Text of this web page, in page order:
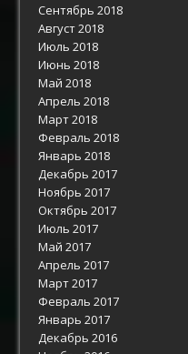
Сентябрь 2018
Август 2018
Июль 2018
Июнь 2018
Май 2018
Апрель 2018
Март 2018
Февраль 2018
Январь 2018
Декабрь 2017
Ноябрь 2017
Октябрь 2017
Июль 2017
Май 2017
Апрель 2017
Март 2017
Февраль 2017
Январь 2017
Декабрь 2016